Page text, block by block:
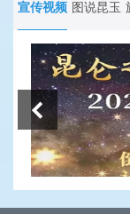
宣传视频 图说昆玉